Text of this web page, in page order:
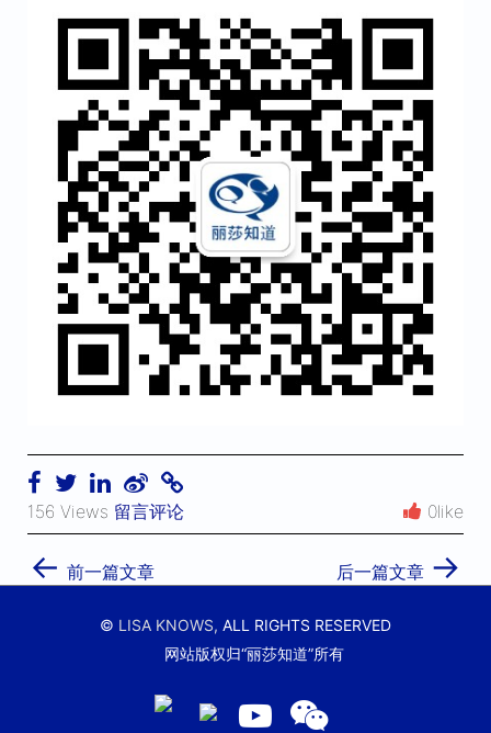
156 Views 留言评论 0like
← 前一篇文章 后一篇文章 →
© LISA KNOWS, ALL RIGHTS RESERVED
网站版权归“丽莎知道”所有